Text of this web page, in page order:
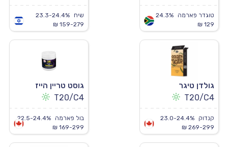
טוגדר פארמה
24.3%
129 ₪
שיח
23.3-24.4%
159-279 ₪
גולדן טיגר
T20/C4
קנדוק
23.0-24.4%
269-299 ₪
גוסט טריין הייז
T20/C4
בול פארמה
22.5-24.4%
169-299 ₪